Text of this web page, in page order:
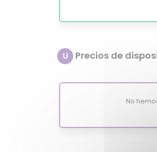
U Precios de
No